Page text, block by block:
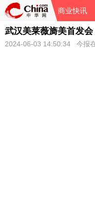
商业快讯
武汉美莱薇旖美首发
2024-06-03 14:50:34 今报